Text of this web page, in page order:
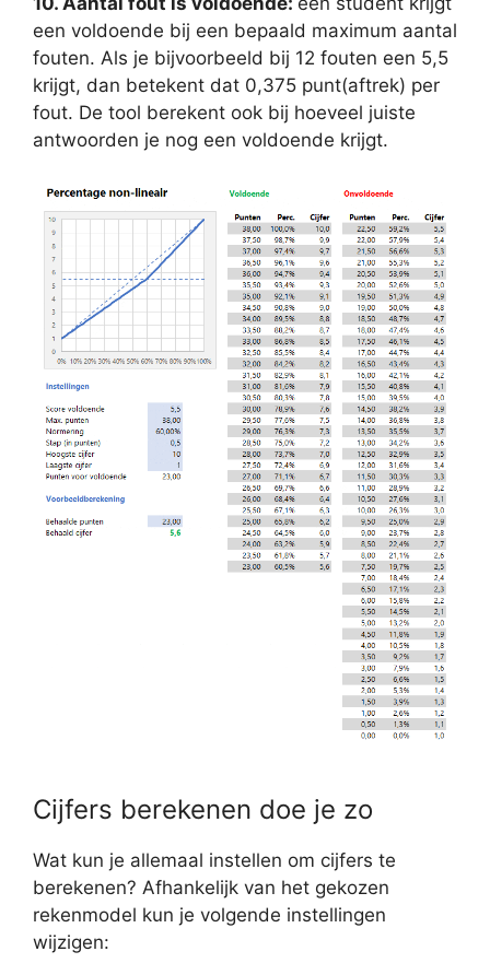
een voldoende bij een bepaald maximum aantal
fouten. Als je bijvoorbeeld bij 12 fouten een 5,5
krijgt, dan betekent dat 0,375 punt(aftrek) per
fout. De tool berekent ook bij hoeveel juiste
antwoorden je nog een voldoende krijgt.
Cijfers berekenen doe je zo
Wat kun je allemaal instellen om cijfers te
berekenen? Afhankelijk van het gekozen
rekenmodel kun je volgende instellingen
wijzigen: